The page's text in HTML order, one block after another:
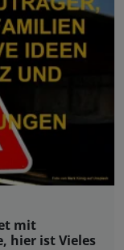
mit
hier ist Vieles